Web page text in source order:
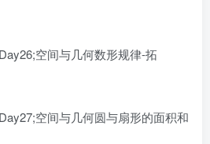
空间与几何数形规律-拓
空间与几何圆与扇形的面积和